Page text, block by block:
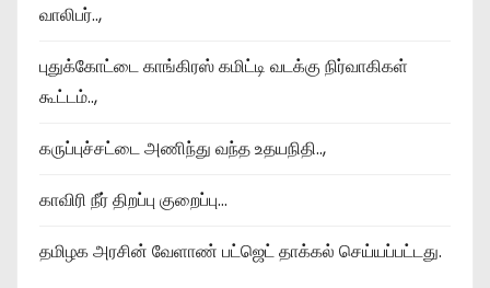
வாலிபர்..,
புதுக்கோட்டை காங்கிரஸ் கமிட்டி வடக்கு நிர்வாகிகள்
கூட்டம்..,
கருப்புச்சட்டை அணிந்து வந்த உதயநிதி..,
காவிரி நீர் திறப்பு குறைப்பு…
தமிழக அரசின் வேளாண் பட்ஜெட் தாக்கல் செய்யப்பட்டது.